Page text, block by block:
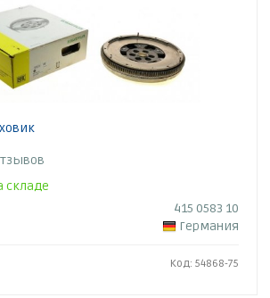
складе
415 0583 10
Германия
Код: 54868-75